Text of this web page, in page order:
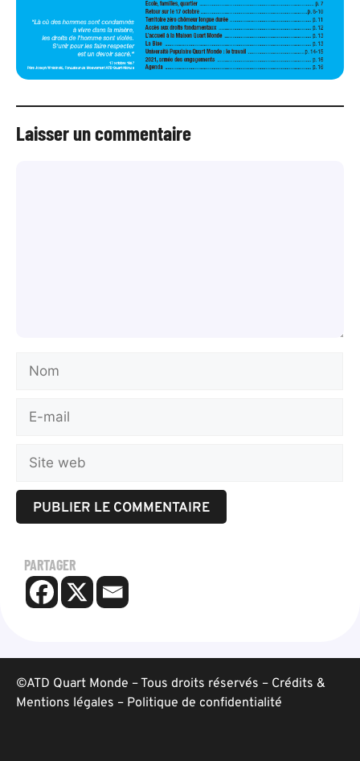
Laisser un commentaire
PARTAGER
©ATD Quart Monde – Tous droits réservés – Crédits &
Mentions légales – Politique de confidentialité